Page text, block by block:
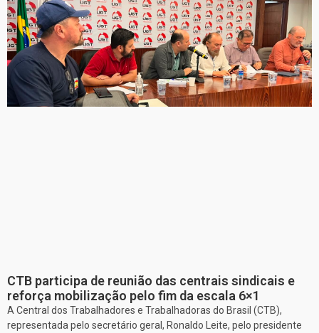
CTB participa de reunião das centrais sindicais e
reforça mobilização pelo fim da escala 6×1
A Central dos Trabalhadores e Trabalhadoras do Brasil (CTB),
representada pelo secretário geral, Ronaldo Leite, pelo presidente